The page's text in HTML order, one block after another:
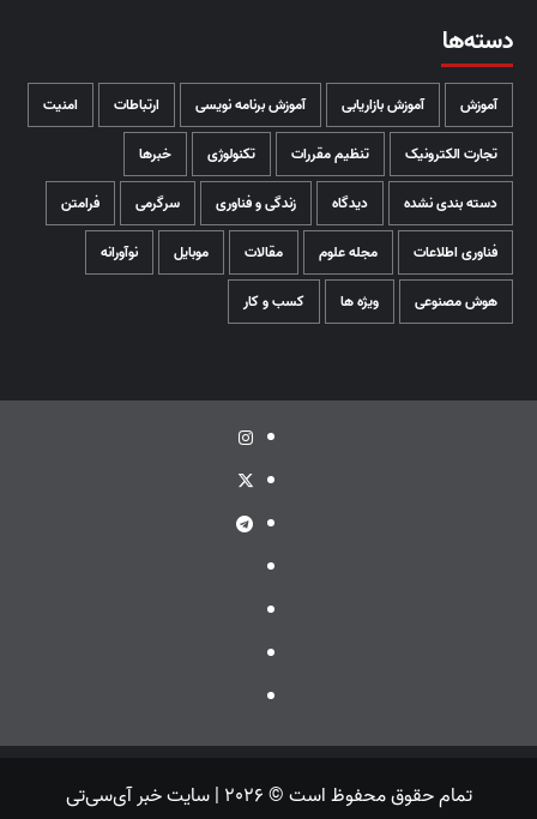
دسته‌ها
آموزش آموزش بازاریابی آموزش برنامه نویسی ارتباطات امنیت
تجارت الکترونیک تنظیم مقررات تکنولوژی خبرها
دسته بندی نشده دیدگاه زندگی و فناوری سرگرمی فرامتن
فناوری اطلاعات مجله علوم مقالات موبایل نوآورانه
هوش مصنوعی ویژه ها کسب و کار
اینستاگرام
توئیتر
تلگرام
تمام حقوق محفوظ است © 2026 | سایت خبر آی‌سی‌تی